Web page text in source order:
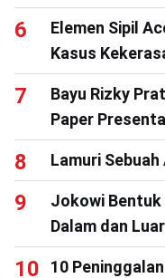
Elemen Sipil
Kasus
Bayu Rizky
Paper
Lamuri
Jokowi Bentuk
Dalam dan
10